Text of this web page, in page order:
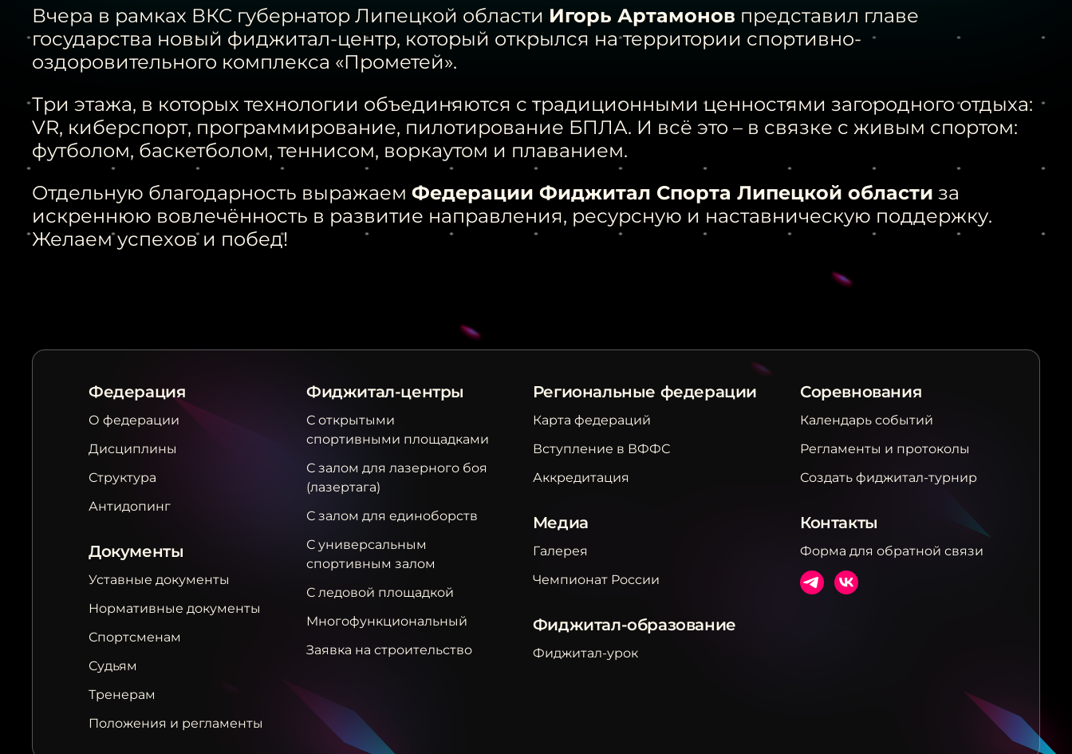
Вчера в рамках ВКС губернатор Липецкой области Игорь Артамонов представил главе
государства новый фиджитал-центр, который открылся на территории спортивно-
оздоровительного комплекса «Прометей».
Три этажа, в которых технологии объединяются с традиционными ценностями загородного отдыха:
VR, киберспорт, программирование, пилотирование БПЛА. И всё это – в связке с живым спортом:
футболом, баскетболом, теннисом, воркаутом и плаванием.
Отдельную благодарность выражаем Федерации Фиджитал Спорта Липецкой области за
искреннюю вовлечённость в развитие направления, ресурсную и наставническую поддержку.
Желаем успехов и побед!
Федерация
О федерации
Дисциплины
Структура
Антидопинг
Документы
Уставные документы
Нормативные документы
Спортсменам
Судьям
Тренерам
Положения и регламенты
Фиджитал-центры
С открытыми
спортивными площадками
С залом для лазерного боя
(лазертага)
С залом для единоборств
С универсальным
спортивным залом
С ледовой площадкой
Многофункциональный
Заявка на строительство
Региональные федерации
Карта федераций
Вступление в ВФФС
Аккредитация
Медиа
Галерея
Чемпионат России
Фиджитал-образование
Фиджитал-урок
Соревнования
Календарь событий
Регламенты и протоколы
Создать фиджитал-турнир
Контакты
Форма для обратной связи